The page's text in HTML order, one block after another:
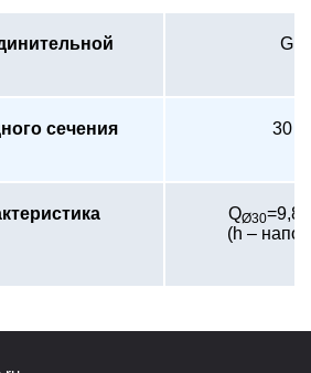
сечения
30
QØ30=9,8
(h –